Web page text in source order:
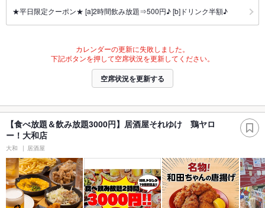
★平日限定クーポン★ [a]2時間飲み放題⇒500円♪ [b]ドリンク半額♪
カレンダーの更新に失敗しました。
下記ボタンを押して空席状況を更新してください。
空席状況を更新する
【食べ放題＆飲み放題3000円】居酒屋それゆけ 鶏ヤロ
ー！大和店
大和 居酒屋